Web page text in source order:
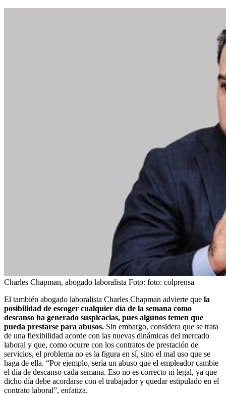
Charles Chapman, abogado laboralista Foto: foto: colprensa
El también abogado laboralista Charles Chapman advierte que la
posibilidad de escoger cualquier día de la semana como
descanso ha generado suspicacias, pues algunos temen que
pueda prestarse para abusos. Sin embargo, considera que se trata
de una flexibilidad acorde con las nuevas dinámicas del mercado
laboral y que, como ocurre con los contratos de prestación de
servicios, el problema no es la figura en sí, sino el mal uso que se
haga de ella. “Por ejemplo, sería un abuso que el empleador cambie
el día de descanso cada semana. Eso no es correcto ni legal, ya que
dicho día debe acordarse con el trabajador y quedar estipulado en el
contrato laboral”, enfatiza.